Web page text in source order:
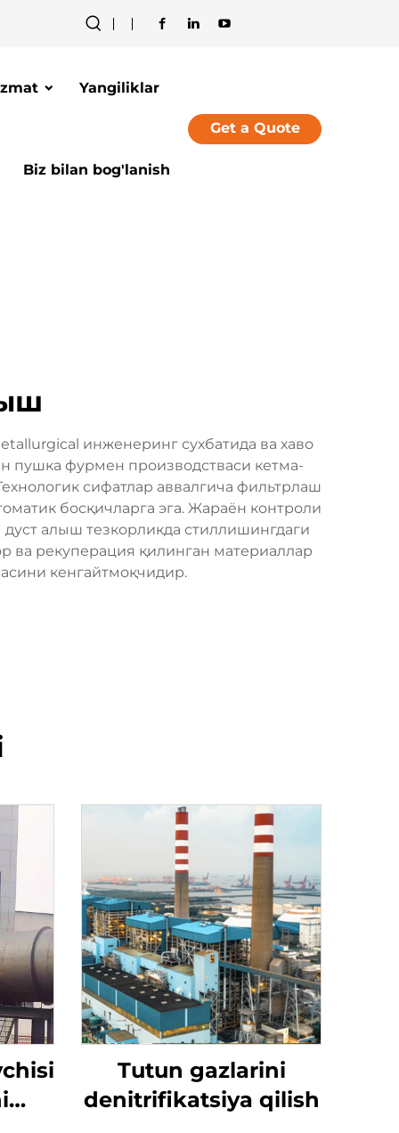
Yangiliklar
Biz bilan bog'lanish
Get a Quote
инженеринг сухбатида ва хаво
пушка фурмен производстваси кетма-
сифатлар аввалгича фильтрлаш
босқичларга эга. Жараён контроли
алыш тезкорликда стиллишингдаги
ва рекуперация қилинган материаллар
кенгайтмоқчидир.
Tutun gazlarini
denitrifikatsiya qilish